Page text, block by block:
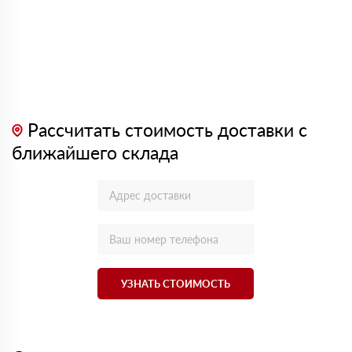
Рассчитать стоимость доставки с
ближайшего склада
УЗНАТЬ СТОИМОСТЬ